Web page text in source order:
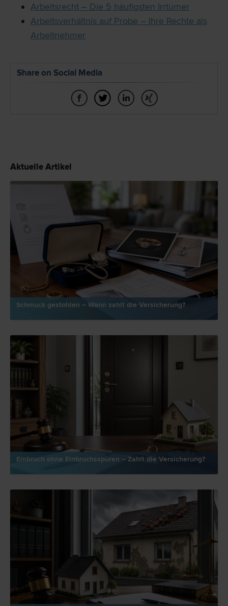
Arbeitsrecht – Die 5 häufigsten Irrtümer
Arbeitsverhältnis auf Probe – Ihre Rechte als
Arbeitnehmer
Share on Social Media
Aktuelle Artikel
Schmuck gestohlen – Wann zahlt die Versicherung?
Einbruch ohne Einbruchsspuren – Zahlt die Versicherung?